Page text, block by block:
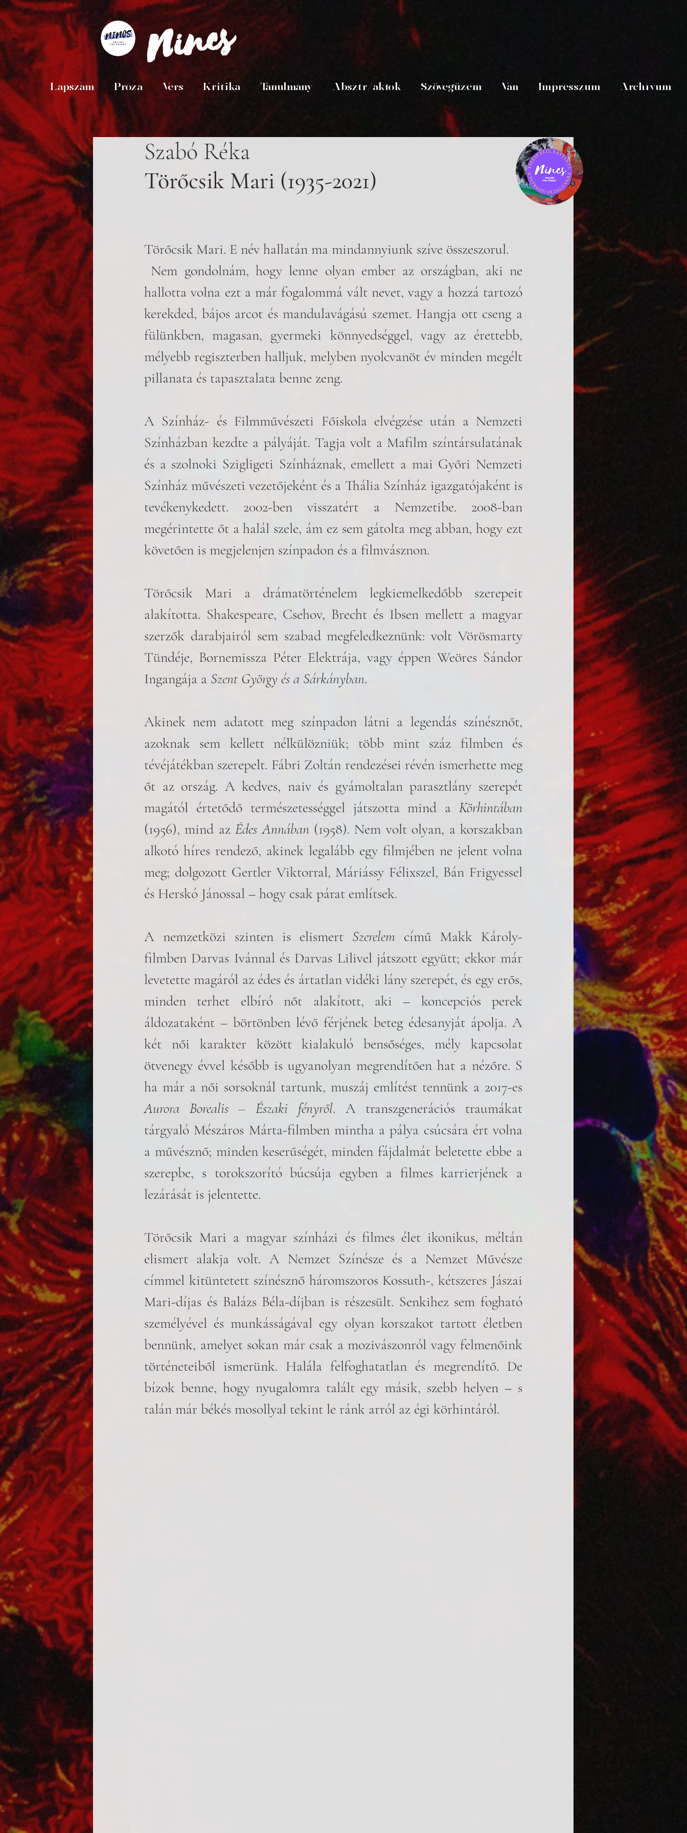
Nincs
Lapszám Próza Vers Kritika Tanulmány Absztr/aktok Szövegüzem Van Impresszum Archívum
Szabó Réka
Törőcsik Mari (1935-2021)
Törőcsik Mari. E név hallatán ma mindannyiunk szíve összeszorul.
hallotta volna ezt a már fogalommá vált nevet, vagy a hozzá tartozó
kerekded, bájos arcot és mandulavágású szemet. Hangja ott cseng a
fülünkben, magasan, gyermeki könnyedséggel, vagy az érettebb,
mélyebb regiszterben halljuk, melyben nyolcvanöt év minden megélt
pillanata és tapasztalata benne zeng.
A Színház- és Filmművészeti Főiskola elvégzése után a Nemzeti
Színházban kezdte a pályáját. Tagja volt a Mafilm színtársulatának
és a szolnoki Szigligeti Színháznak, emellett a mai Győri Nemzeti
Színház művészeti vezetőjeként és a Thália Színház igazgatójaként is
tevékenykedett. 2002-ben visszatért a Nemzetibe. 2008-ban
megérintette őt a halál szele, ám ez sem gátolta meg abban, hogy ezt
követően is megjelenjen színpadon és a filmvásznon.
Törőcsik Mari a drámatörténelem legkiemelkedőbb szerepeit
alakította. Shakespeare, Csehov, Brecht és Ibsen mellett a magyar
szerzők darabjairól sem szabad megfeledkeznünk: volt Vörösmarty
Tündéje, Bornemissza Péter Elektrája, vagy éppen Weöres Sándor
Ingangája a Szent György és a Sárkányban.
Akinek nem adatott meg színpadon látni a legendás színésznőt,
azoknak sem kellett nélkülözniük; több mint száz filmben és
tévéjátékban szerepelt. Fábri Zoltán rendezései révén ismerhette meg
őt az ország. A kedves, naiv és gyámoltalan parasztlány szerepét
magától értetődő természetességgel játszotta mind a Körhintában
(1956), mind az Édes Annában (1958). Nem volt olyan, a korszakban
alkotó híres rendező, akinek legalább egy filmjében ne jelent volna
meg; dolgozott Gertler Viktorral, Máriássy Félixszel, Bán Frigyessel
és Herskó Jánossal – hogy csak párat említsek.
A nemzetközi szinten is elismert Szerelem című Makk Károly-
filmben Darvas Ivánnal és Darvas Lilivel játszott együtt; ekkor már
levetette magáról az édes és ártatlan vidéki lány szerepét, és egy erős,
minden terhet elbíró nőt alakított, aki – koncepciós perek
áldozataként – börtönben lévő férjének beteg édesanyját ápolja. A
két női karakter között kialakuló bensőséges, mély kapcsolat
ötvenegy évvel később is ugyanolyan megrendítően hat a nézőre. S
Aurora Borealis – Északi fényről. A transzgenerációs traumákat
tárgyaló Mészáros Márta-filmben mintha a pálya csúcsára ért volna
a művésznő; minden keserűségét, minden fájdalmát beletette ebbe a
szerepbe, s torokszorító búcsúja egyben a filmes karrierjének a
lezárását is jelentette.
Törőcsik Mari a magyar színházi és filmes élet ikonikus, méltán
elismert alakja volt. A Nemzet Színésze és a Nemzet Művésze
címmel kitüntetett színésznő háromszoros Kossuth-, kétszeres Jászai
Mari-díjas és Balázs Béla-díjban is részesült. Senkihez sem fogható
személyével és munkásságával egy olyan korszakot tartott életben
bennünk, amelyet sokan már csak a mozivászonról vagy felmenőink
történeteiből ismerünk. Halála felfoghatatlan és megrendítő. De
bízok benne, hogy nyugalomra talált egy másik, szebb helyen – s
talán már békés mosollyal tekint le ránk arról az égi körhintáról.